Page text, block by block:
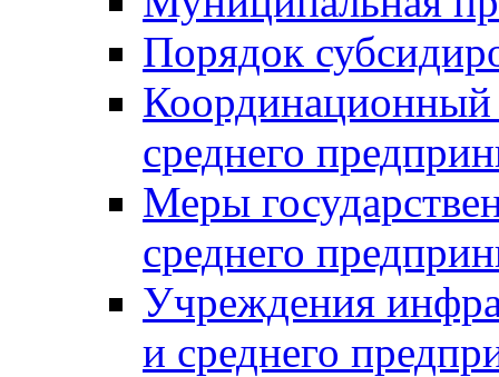
Порядок
Координационный
среднего
Меры
среднего
Учреждения
и среднего